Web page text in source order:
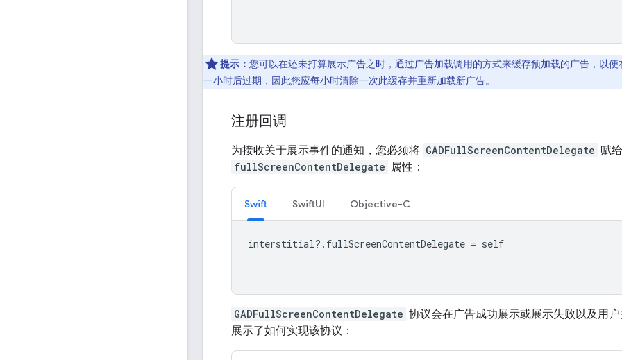
提示： 您可以在还未打算展示广告之时，通过广告加载调用的方式来缓存预加载的广告，以
一小时后过期，因此您应每小时清除一次此缓存并重新加载新广告。
注册回调
为接收关于展示事件的通知，您必须将 GADFullScreenContentDelegate 赋
fullScreenContentDelegate 属性：
Swift SwiftUI Objective-C
interstitial?. fullScreenContentDelegate = self
GADFullScreenContentDelegate 协议会在广告成功展示或展示失败以及用
展示了如何实现该协议：